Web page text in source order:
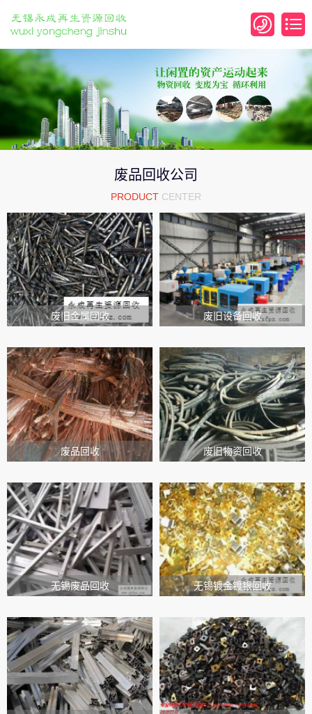
废品回收公司
PRODUCT CENTER
废旧金属回收 废旧设备回收
废品回收 废旧物资回收
无锡废品回收 无锡镀金镀银回收